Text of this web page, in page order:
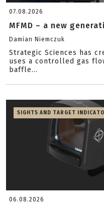
07.08.2026
MFMD – a new
Damian Niemczuk
Strategic Sciences has
uses a controlled gas
baffle...
SIGHTS AND TARGET
06.08.2026